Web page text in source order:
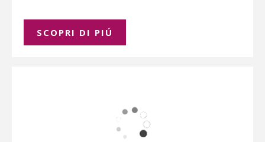
SCOPRI DI PIÚ